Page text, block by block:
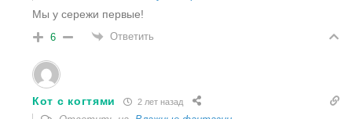
Мы у сережи первые!
6 Ответить
Кот с когтями 2 лет назад